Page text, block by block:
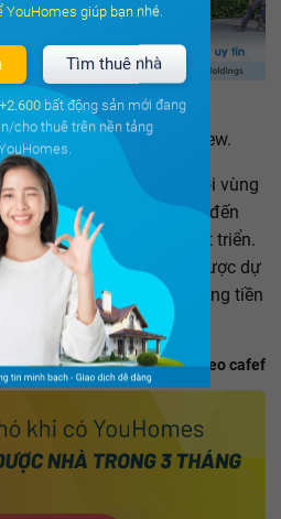
thoáng mát tại C-Sky View.
tư BĐS của phía Nam, mỗi vùng
đều kết nối dễ dàng đến
đang được ưu tiên phát triển.
đặc biệt là Bình Dương được dự
mạnh mẽ, đón nhận dòng tiền
nhà ở trong thời gian tới.
Theo cafef
YouHomes giúp bạn nhé.
Tìm thuê nhà
+2.600bất động sản mới đang
cho thuê trên nền tảng